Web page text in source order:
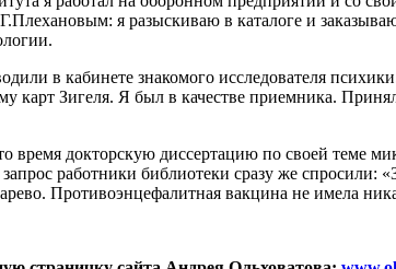
я разыскиваю в каталоге и
в кабинете знакомого исследователя
карт Зигеля. Я был в качестве приемника.
время докторскую диссертацию по своей теме
работники библиотеки сразу же спросили:
Противоэнцефалитная вакцина не имела